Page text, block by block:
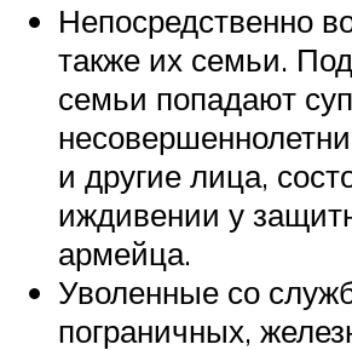
Непосредственно
также их семьи.
семьи попадают
и другие лица,
иждивении у
армейца.
Уволенные со
пограничных,